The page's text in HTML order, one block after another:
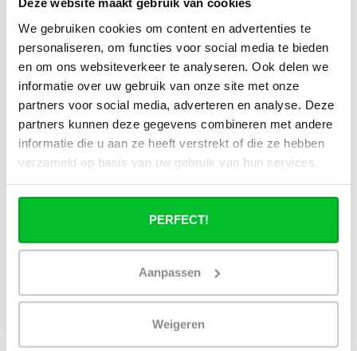
We gebruiken cookies om content en advertenties te
personaliseren, om functies voor social media te bieden
en om ons websiteverkeer te analyseren. Ook delen we
informatie over uw gebruik van onze site met onze
partners voor social media, adverteren en analyse. Deze
partners kunnen deze gegevens combineren met andere
informatie die u aan ze heeft verstrekt of die ze hebben
verzameld op basis van uw gebruik van hun services.
PERFECT!
Aanpassen
Weigeren
Kan ik alle radiatoren op de website
toepassen in combinatie met
stadsverwarming?
Werkt een paneelradiator ook bij 40
graden aanvoertemperatuur?
Heb je een vraag over dit product ?
Simon helpt je graag en kan al je vragen beantwoorden.
Ruim assortiment
14 dagen bedenktijd